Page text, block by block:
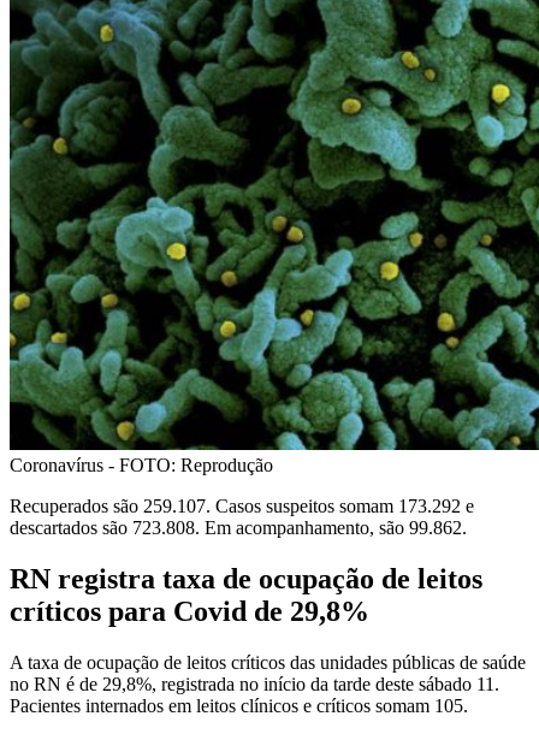
Coronavírus - FOTO: Reprodução
Recuperados são 259.107. Casos suspeitos somam 173.292 e
descartados são 723.808. Em acompanhamento, são 99.862.
RN registra taxa de ocupação de leitos
críticos para Covid de 29,8%
A taxa de ocupação de leitos críticos das unidades públicas de saúde
no RN é de 29,8%, registrada no início da tarde deste sábado 11.
Pacientes internados em leitos clínicos e críticos somam 105.